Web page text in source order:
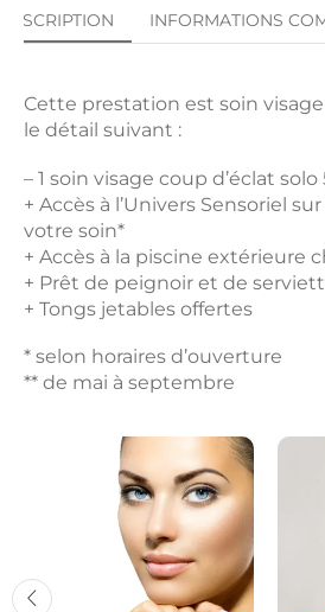
INFORMATIONS
Cette prestation est soin
le détail suivant :
– 1 soin visage coup d’éclat solo
+ Accès à l’Univers Sensoriel
votre soin*
+ Accès à la piscine extérieure
+ Prêt de peignoir et de
+ Tongs jetables offertes
* selon horaires d’ouverture
** de mai à septembre